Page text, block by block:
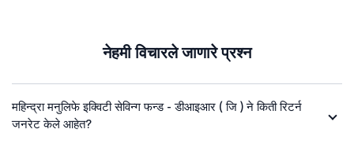
नेहमी विचारले जाणारे प्रश्न
महिन्द्रा मनुलिफे इक्विटी सेविन्ग फन्ड - डीआइआर ( जि ) ने किती रिटर्न
जनरेट केले आहेत?